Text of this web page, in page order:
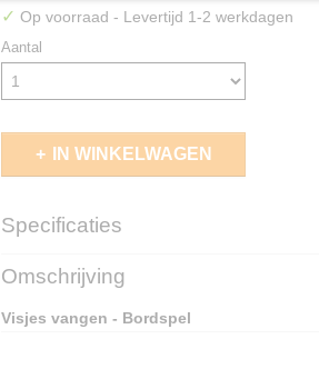
✓ Op voorraad - Levertijd 1-2 werkdagen
Aantal
IN WINKELWAGEN
Specificaties
EAN code
Omschrijving
Visjes vangen - Bordspel